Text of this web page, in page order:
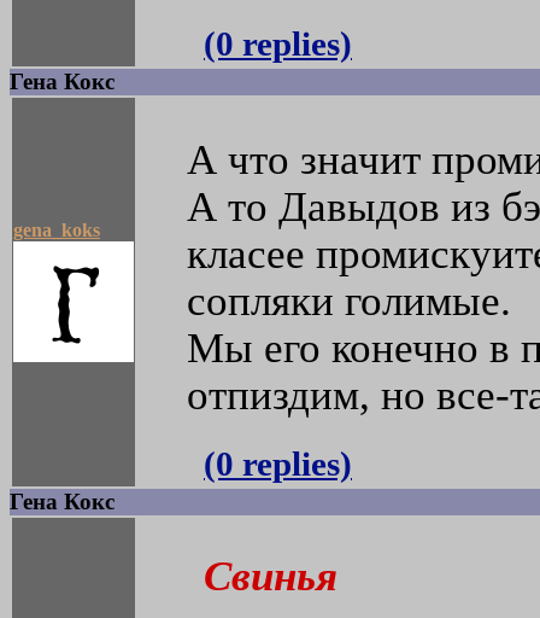
(0 replies)
Гена Кокс
gena_koks
А что значит
А то Давыдов из
класее
сопляки голимые.
Мы его конечно в
отпиздим, но все-
(0 replies)
Гена Кокс
Свинья